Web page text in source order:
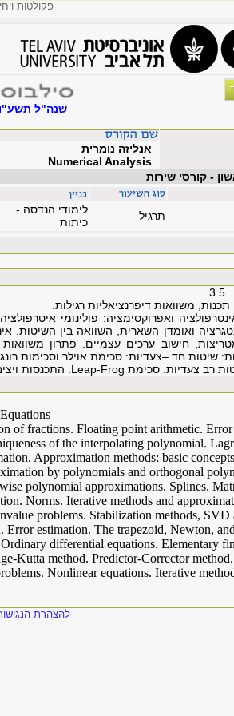
פקולטות
שנה"ל תשע"ו
אנליזה נומרית
Numerical Analysis
- קורסי שירות
לימודי הנדסה -
כיתות
תרגיל
משוואות דיפרנציאליות רגילות.
ואפרוקסימציה: פולינומי
ואומדן השארית, השוואה בין השיטות.
חישוב ערכים עצמיים. פתרון
שיטות חד –צעדיות: סכימת אוילר וסכימות
רב צעדיות: סכימת Leap-Frog . התכנסות
of fractions. Floating point arithmetic.
of the interpolating polynomial.
Approximation methods: basic
by polynomials and orthogonal
polynomial approximations. Splines.
Norms. Iterative methods and
problems. Stabilization methods, SVD
estimation. The trapezoid, Newton,
differential equations. Elementary
Kutta method. Predictor-Corrector
Nonlinear equations. Iterative
להצהרת